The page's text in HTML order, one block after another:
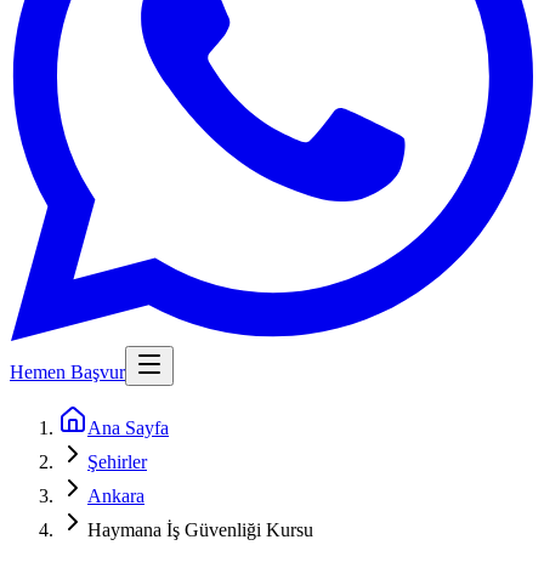
Hemen Başvur
Ana Sayfa
Şehirler
Ankara
Haymana İş Güvenliği Kursu